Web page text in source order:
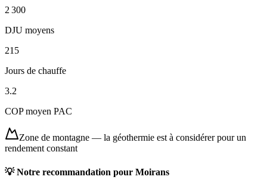
2 300
DJU moyens
215
Jours de chauffe
3.2
COP moyen PAC
Zone de montagne — la géothermie est à considérer pour un
rendement constant
💡 Notre recommandation pour Moirans